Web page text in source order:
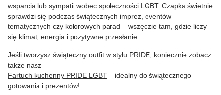
wsparcia lub sympatii wobec społeczności LGBT. Czapka świetnie
sprawdzi się podczas świątecznych imprez, eventów
tematycznych czy kolorowych parad – wszędzie tam, gdzie liczy
się klimat, energia i pozytywne przesłanie.
Jeśli tworzysz świąteczny outfit w stylu PRIDE, koniecznie zobacz
także nasz
Fartuch kuchenny PRIDE LGBT – idealny do świątecznego
gotowania i prezentów!